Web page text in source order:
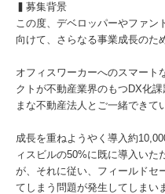
▍募集背景
この度、デベロッパーやファン
向けて、さらなる事業成長のた
オフィスワーカーへのスマート
クトが不動産業界のもつDX化
まな不動産法人とご一緒できて
成長を重ねようやく導入約
ィスビルの50%に既に導入いた
が、それに従い、フィールドセ
てしまう問題が発生してしまい